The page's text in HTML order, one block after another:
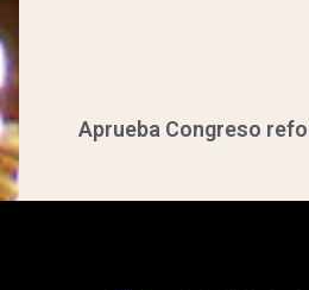
Aprueba Congreso